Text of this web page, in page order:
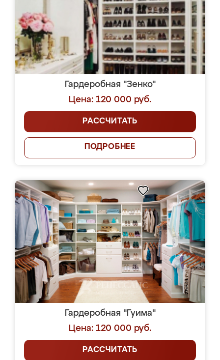
Гардеробная "Зенко"
Цена: 120 000 руб.
РАССЧИТАТЬ
ПОДРОБНЕЕ
Гардеробная "Гуима"
Цена: 120 000 руб.
РАССЧИТАТЬ